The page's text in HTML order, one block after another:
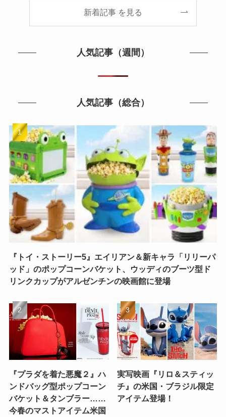
新着記事 を見る
人気記事（週間）
人気記事（総合）
『トイ・ストーリー5』エイリアン＆新キャラ「リリーパ
ッド」のポップコーンバケット、ウッディのブーツ型ド
リンクカップがアルゼンチンの映画館に登場
『プラダを着た悪魔２』ハ
ンドバッグ型ポップコーン
バケット＆タンブラー……
今春のマストアイテム米国
実写映画『リロ＆スティッ
チ』の米国・ブラジル限定
アイテム登場！